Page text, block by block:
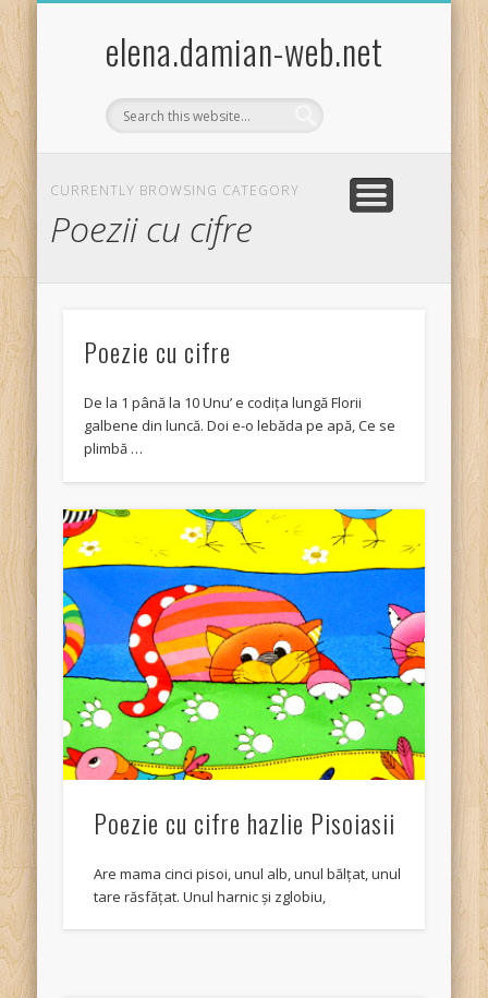
elena.damian-web.net
CURRENTLY BROWSING CATEGORY
Poezii cu cifre
Poezie cu cifre
De la 1 până la 10 Unu’ e codița lungă Florii
galbene din luncă. Doi e-o lebăda pe apă, Ce se
plimbă …
Poezie cu cifre hazlie Pisoiasii
Are mama cinci pisoi, unul alb, unul bălțat, unul
tare răsfățat. Unul harnic și zglobiu,